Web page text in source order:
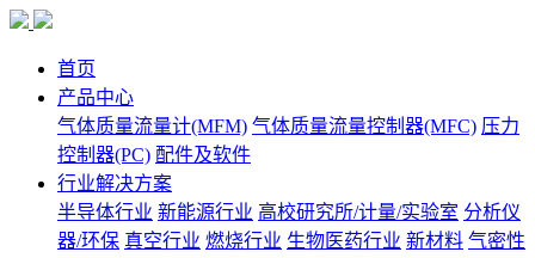
首页
产品中心
气体质量流量计(MFM) 气体质量流量控制器(MFC) 压力
控制器(PC) 配件及软件
行业解决方案
半导体行业 新能源行业 高校研究所/计量/实验室 分析仪
器/环保 真空行业 燃烧行业 生物医药行业 新材料 气密性